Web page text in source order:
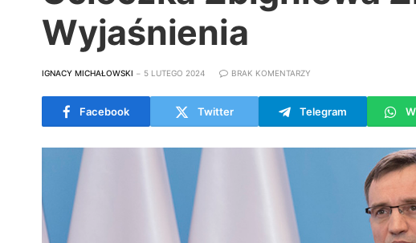
Wyjaśnienia
IGNACY MICHAŁOWSKI 5 LUTEGO 2024 BRAK KOMENTARZY
Facebook Twitter Telegram